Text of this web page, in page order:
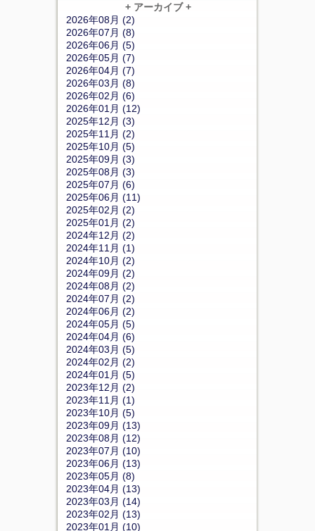
+ アーカイブ +
2026年08月 (2)
2026年07月 (8)
2026年06月 (5)
2026年05月 (7)
2026年04月 (7)
2026年03月 (8)
2026年02月 (6)
2026年01月 (12)
2025年12月 (3)
2025年11月 (2)
2025年10月 (5)
2025年09月 (3)
2025年08月 (3)
2025年07月 (6)
2025年06月 (11)
2025年02月 (2)
2025年01月 (2)
2024年12月 (2)
2024年11月 (1)
2024年10月 (2)
2024年09月 (2)
2024年08月 (2)
2024年07月 (2)
2024年06月 (2)
2024年05月 (5)
2024年04月 (6)
2024年03月 (5)
2024年02月 (2)
2024年01月 (5)
2023年12月 (2)
2023年11月 (1)
2023年10月 (5)
2023年09月 (13)
2023年08月 (12)
2023年07月 (10)
2023年06月 (13)
2023年05月 (8)
2023年04月 (13)
2023年03月 (14)
2023年02月 (13)
2023年01月 (10)